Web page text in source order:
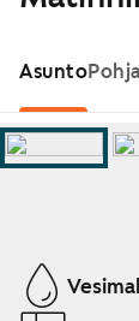
Asunto
Näytetään dia 1